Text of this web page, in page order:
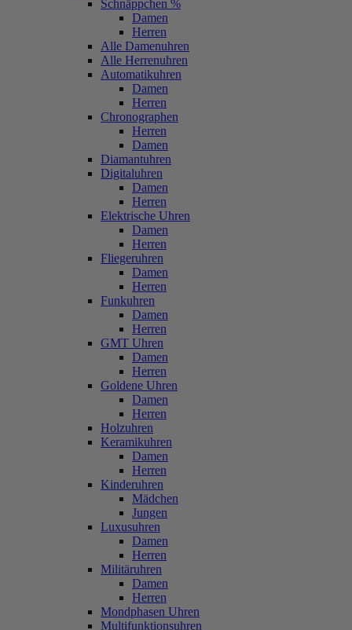
Schnäppchen %
Damen
Herren
Alle Damenuhren
Alle Herrenuhren
Automatikuhren
Damen
Herren
Chronographen
Herren
Damen
Diamantuhren
Digitaluhren
Damen
Herren
Elektrische Uhren
Damen
Herren
Fliegeruhren
Damen
Herren
Funkuhren
Damen
Herren
GMT Uhren
Damen
Herren
Goldene Uhren
Damen
Herren
Holzuhren
Keramikuhren
Damen
Herren
Kinderuhren
Mädchen
Jungen
Luxusuhren
Damen
Herren
Militäruhren
Damen
Herren
Mondphasen Uhren
Multifunktionsuhren